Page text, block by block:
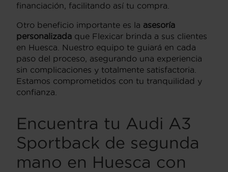
financiación, facilitando así tu compra.
Otro beneficio importante es la asesoría
personalizada que Flexicar brinda a sus clientes
en Huesca. Nuestro equipo te guiará en cada
paso del proceso, asegurando una experiencia
sin complicaciones y totalmente satisfactoria.
Estamos comprometidos con tu tranquilidad y
confianza.
Encuentra tu Audi A3
Sportback de segunda
mano en Huesca con